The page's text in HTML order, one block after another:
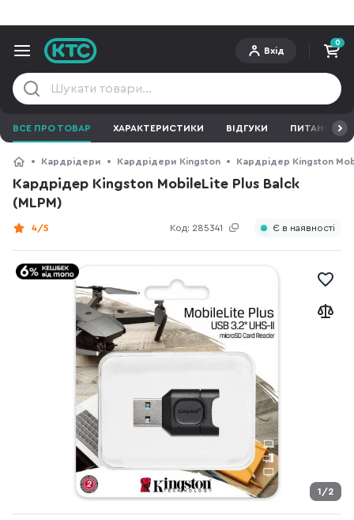
Вхід
0
ВСЕ ПРО ТОВАР ХАРАКТЕРИСТИКИ ВІДГУКИ ПИТАННЯ ТА
Кардрідери Кардрідери Kingston Кардрідер Kingston
Кардрідер Kingston MobileLite Plus Balck
(MLPM)
Код: 285341
4/5 Є в наявності
1/2